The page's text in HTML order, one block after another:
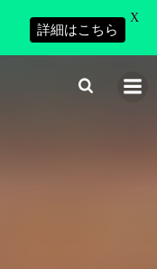
詳細はこちら
X